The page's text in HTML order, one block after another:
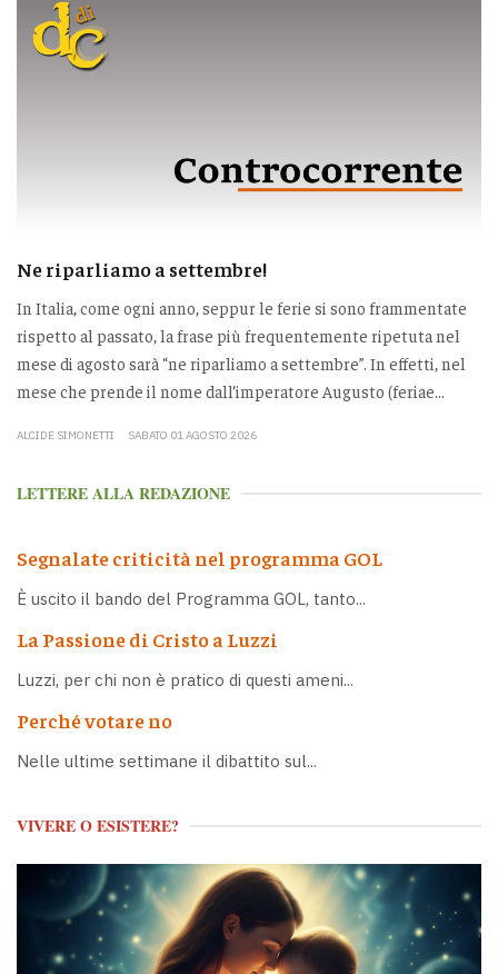
Ne riparliamo a settembre!
In Italia, come ogni anno, seppur le ferie si sono frammentate
rispetto al passato, la frase più frequentemente ripetuta nel
mese di agosto sarà “ne riparliamo a settembre”. In effetti, nel
mese che prende il nome dall’imperatore Augusto (feriae...
ALCIDE SIMONETTI SABATO 01 AGOSTO 2026
LETTERE ALLA REDAZIONE
Segnalate criticità nel programma GOL
È uscito il bando del Programma GOL, tanto...
La Passione di Cristo a Luzzi
Luzzi, per chi non è pratico di questi ameni...
Perché votare no
Nelle ultime settimane il dibattito sul...
VIVERE O ESISTERE?